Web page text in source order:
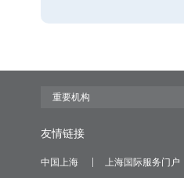
友情链接
中国上海 上海国际服务门户